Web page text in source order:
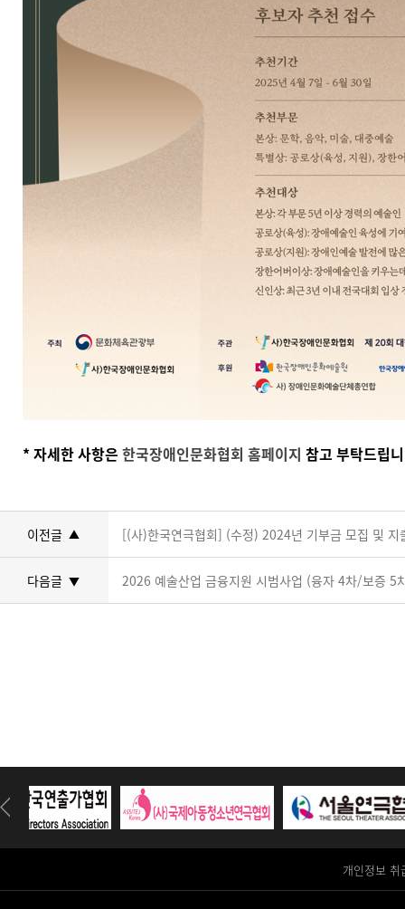
* 자세한 사항은 한국장애인문화협회 홈페이지 참고 부탁드립
이전글 ▲ [(사)한국연극협회] (수정) 2024년 기부금 모집 및 지
다음글 ▼ 2026 예술산업 금융지원 시범사업 (융자 4차/보증 5
개인정보 취